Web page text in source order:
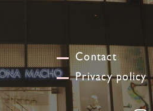
Contact
Privacy policy